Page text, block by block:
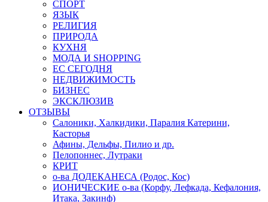
СПОРТ
ЯЗЫК
РЕЛИГИЯ
ПРИРОДА
КУХНЯ
МОДА И SHOPPING
ЕС СЕГОДНЯ
НЕДВИЖИМОСТЬ
БИЗНЕС
ЭКСКЛЮЗИВ
ОТЗЫВЫ
Салоники, Халкидики, Паралия Катерини,
Касторья
Афины, Дельфы, Пилио и др.
Пелопоннес, Лутраки
КРИТ
о-ва ДОДЕКАНЕСА (Родос, Кос)
ИОНИЧЕСКИЕ о-ва (Корфу, Лефкада, Кефалония,
Итака, Закинф)